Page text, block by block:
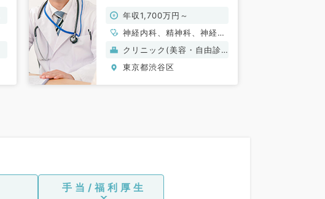
年収1,700万円～
神経内科、精神科、神経
科、アレルギー科、リウマ
チ科、小児科、整形外科、
形成外科、美容外科、脳神
ア科、一般内科、循環器内
科、呼吸器内科、消化器内
クリニック(美容・自由診
療）
東京都渋谷区
手当/福利厚生